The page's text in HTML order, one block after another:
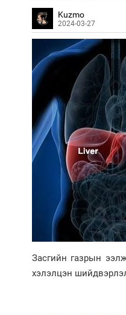
Kuzmo
2024-03-27
Засгийн газрын
хэлэлцэн